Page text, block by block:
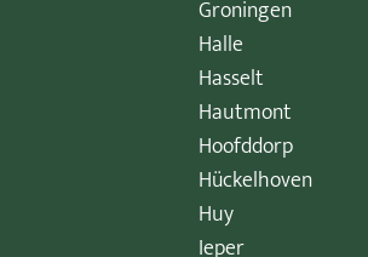
Groningen
Halle
Hasselt
Hautmont
Hoofddorp
Hückelhoven
Huy
Ieper